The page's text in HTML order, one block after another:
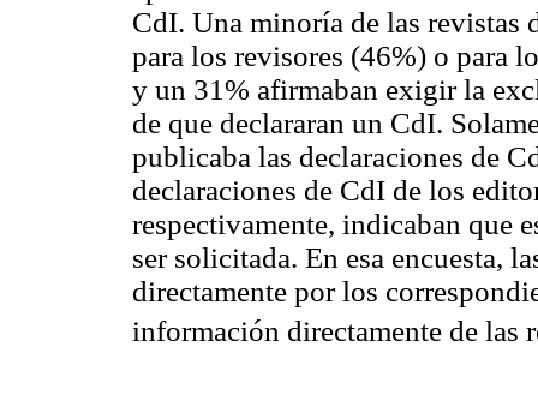
CdI. Una minoría de las revistas
para los revisores (46%) o para
y un 31% afirmaban exigir la
de que declararan un CdI.
publicaba las declaraciones de
declaraciones de CdI de los
respectivamente, indicaban que
ser solicitada. En esa encuesta,
directamente por los
información directamente de las